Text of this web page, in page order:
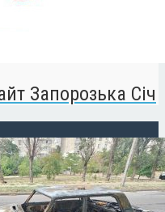
Запорозька Січ